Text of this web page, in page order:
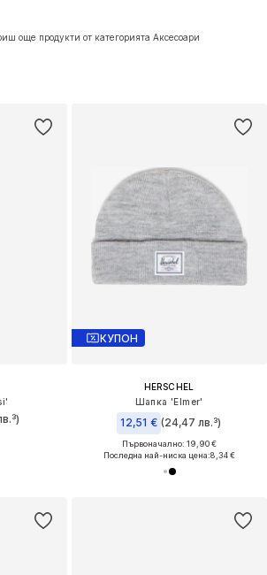
още продукти от категорията Аксесоари
КУПОН
HERSCHEL
Шапка 'Elmer'
12,51 € (24,47 лв.³)
Първоначално: 19,90 €
Последна най-ниска цена:8,34 €